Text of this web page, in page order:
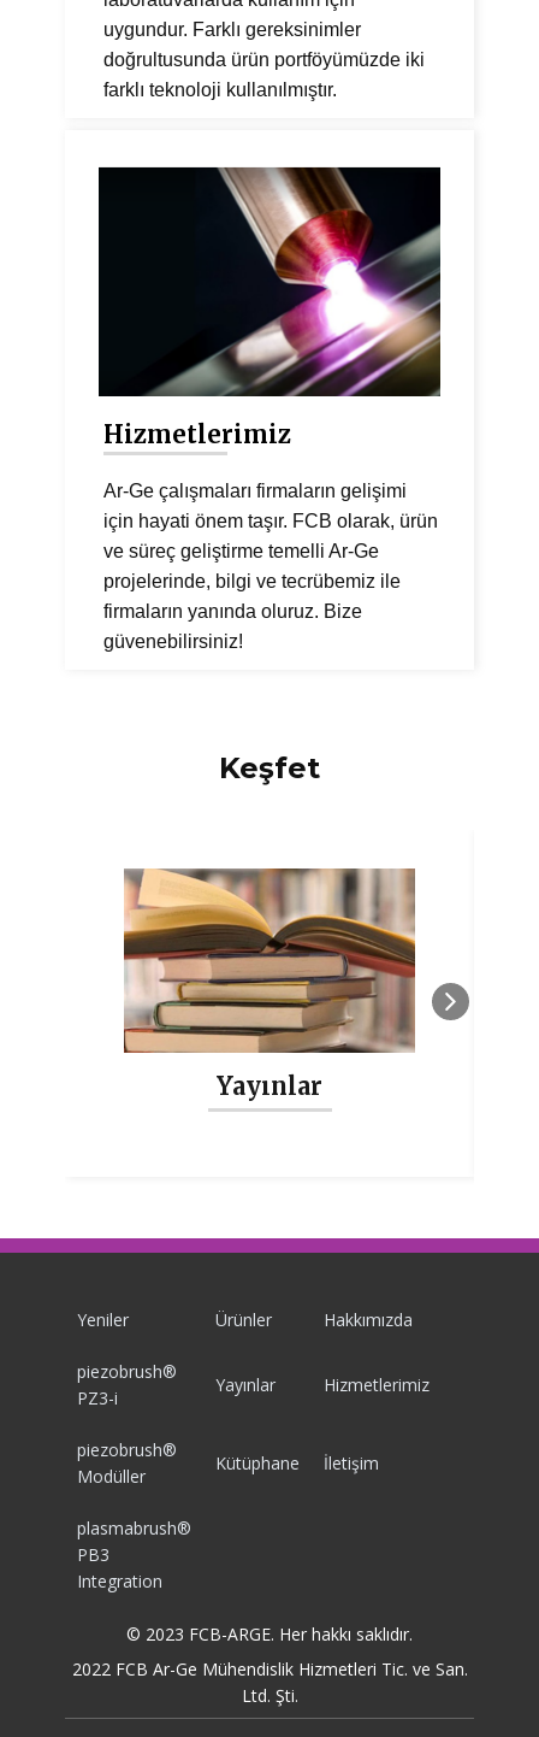
uygundur. Farklı gereksinimler
doğrultusunda ürün portföyümüzde iki
farklı teknoloji kullanılmıştır.
Hizmetlerimiz
Ar-Ge çalışmaları firmaların gelişimi
için hayati önem taşır. FCB olarak, ürün
ve süreç geliştirme temelli Ar-Ge
projelerinde, bilgi ve tecrübemiz ile
firmaların yanında oluruz. Bize
güvenebilirsiniz!
Keşfet
Yayınlar
Yeniler Ürünler Hakkımızda
piezobrush®
PZ3-i
Yayınlar Hizmetlerimiz
piezobrush®
Modüller
Kütüphane İletişim
plasmabrush®
PB3
Integration
© 2023 FCB-ARGE. Her hakkı saklıdır.
2022 FCB Ar-Ge Mühendislik Hizmetleri Tic. ve San.
Ltd. Şti.